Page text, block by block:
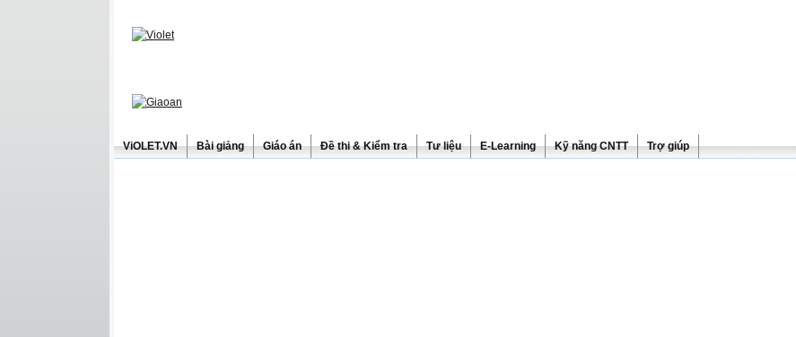
ViOLET.VN Bài giảng Giáo án Đề thi & Kiểm tra Tư liệu E-Learning Kỹ năng CNTT Trợ giúp